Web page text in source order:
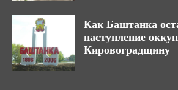
Как Баштанка
наступление
Кировоградщину